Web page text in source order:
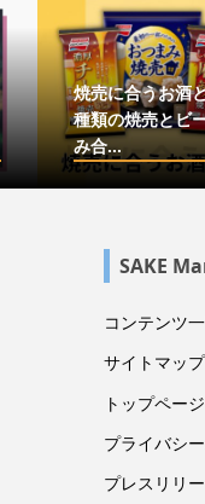
焼売に合うお酒
種類の焼売とビ
み合...
SAKE
コンテンツ
サイトマップ
トップページ
プライバシ
プレスリリ